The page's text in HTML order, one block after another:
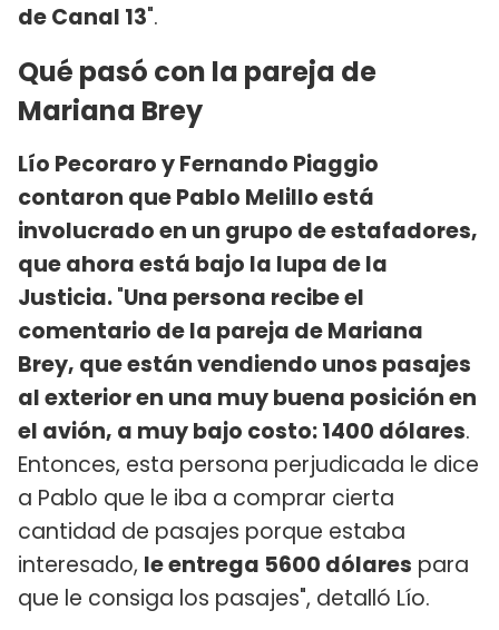
de Canal 13".
Qué pasó con la pareja de
Mariana Brey
Lío Pecoraro y Fernando Piaggio
contaron que Pablo Melillo está
involucrado en un grupo de estafadores,
que ahora está bajo la lupa de la
Justicia."Una persona recibe el
comentario de la pareja de Mariana
Brey, que están vendiendo unos pasajes
al exterior en una muy buena posición en
el avión, a muy bajo costo: 1400 dólares.
Entonces, esta persona perjudicada le dice
a Pablo que le iba a comprar cierta
cantidad de pasajes porque estaba
interesado, le entrega 5600 dólares para
que le consiga los pasajes", detalló Lío.